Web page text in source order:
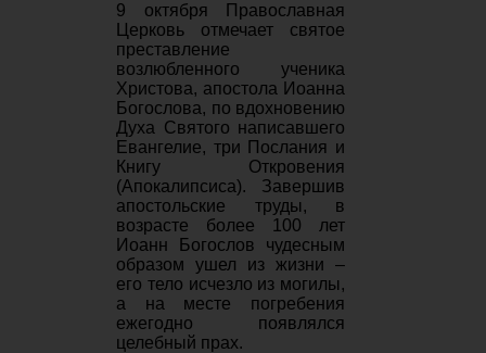
9 октября Православная
Церковь отмечает святое
преставление
возлюбленного ученика
Христова, апостола Иоанна
Богослова, по вдохновению
Духа Святого написавшего
Евангелие, три Послания и
Книгу Откровения
(Апокалипсиса). Завершив
апостольские труды, в
возрасте более 100 лет
Иоанн Богослов чудесным
образом ушел из жизни ‒
его тело исчезло из могилы,
а на месте погребения
ежегодно появлялся
целебный прах.